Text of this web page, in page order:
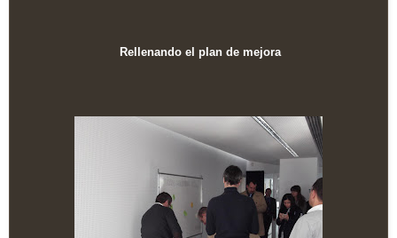
Rellenando el plan de mejora